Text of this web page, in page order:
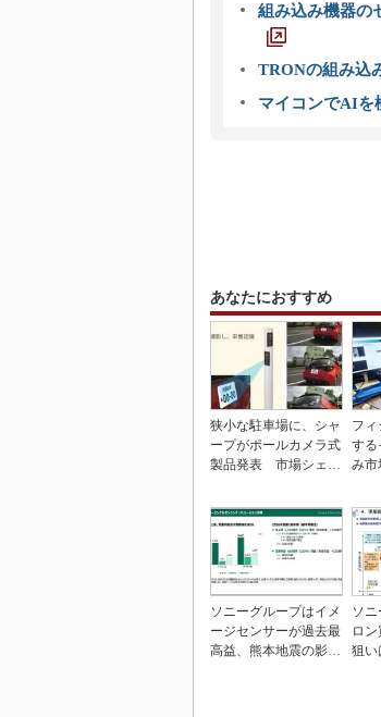
組み込み機器の
TRONの組み込
マイコンでAIを
あなたにおすすめ
狭小な駐車場に、シャ
ープがポールカメラ式
製品発表 市場シェア
フ
する
み市
ソニーグループはイメ
ージセンサーが過去最
高益、熊本地震の影響
ソニ
ロ
狙